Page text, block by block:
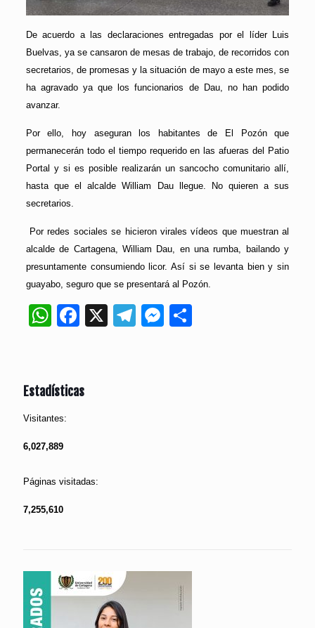
De acuerdo a las declaraciones entregadas por el líder Luis
Buelvas, ya se cansaron de mesas de trabajo, de recorridos con
secretarios, de promesas y la situación de mayo a este mes, se
ha agravado ya que los funcionarios de Dau, no han podido
avanzar.
Por ello, hoy aseguran los habitantes de El Pozón que
permanecerán todo el tiempo requerido en las afueras del Patio
Portal y si es posible realizarán un sancocho comunitario allí,
hasta que el alcalde William Dau llegue. No quieren a sus
secretarios.
Por redes sociales se hicieron virales vídeos que muestran al
alcalde de Cartagena, William Dau, en una rumba, bailando y
presuntamente consumiendo licor. Así si se levanta bien y sin
guayabo, seguro que se presentará al Pozón.
WhatsApp
Facebook
X Telegram
Messenger
Estadísticas
Visitantes:
6,027,889
Páginas visitadas:
7,255,610